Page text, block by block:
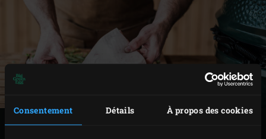
Consentement Détails À propos des cookies
PRÉPARATION